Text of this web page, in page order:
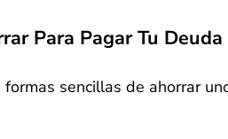
Para Pagar Tu Deuda
sencillas de ahorrar